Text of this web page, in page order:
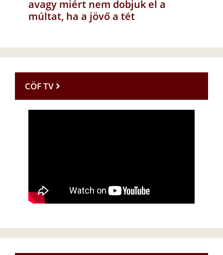
avagy miért nem dobjuk el a
múltat, ha a jövő a tét
CÖF TV